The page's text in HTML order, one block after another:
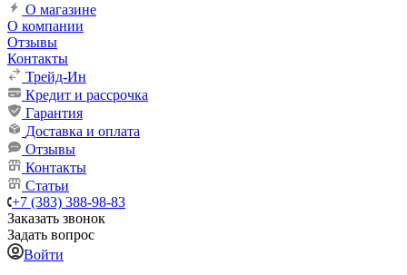
О магазине
О компании
Отзывы
Контакты
Трейд-Ин
Кредит и рассрочка
Гарантия
Доставка и оплата
Отзывы
Контакты
Статьи
+7 (383) 388-98-83
Заказать звонок
Задать вопрос
Войти